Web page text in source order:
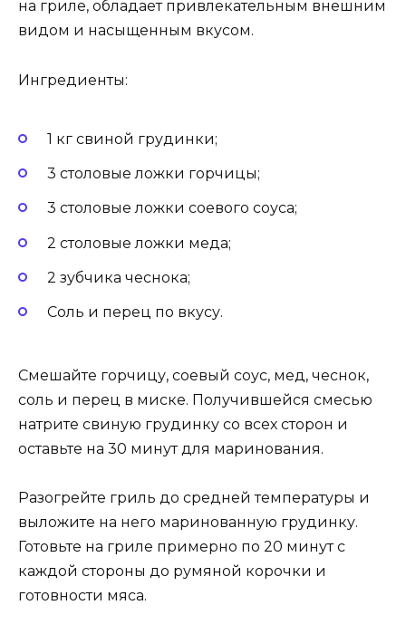
на гриле, обладает привлекательным внешним
видом и насыщенным вкусом.
Ингредиенты:
1 кг свиной грудинки;
3 столовые ложки горчицы;
3 столовые ложки соевого соуса;
2 столовые ложки меда;
2 зубчика чеснока;
Соль и перец по вкусу.
Смешайте горчицу, соевый соус, мед, чеснок,
соль и перец в миске. Получившейся смесью
натрите свиную грудинку со всех сторон и
оставьте на 30 минут для маринования.
Разогрейте гриль до средней температуры и
выложите на него маринованную грудинку.
Готовьте на гриле примерно по 20 минут с
каждой стороны до румяной корочки и
готовности мяса.